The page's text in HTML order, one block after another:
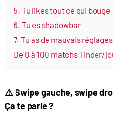
5. Tu likes tout ce qui bouge
6. Tu es shadowban
7. Tu as de mauvais réglages
De 0 à 100 matchs Tinder/
⚠️Swipe gauche, swipe
Ça te parle ?